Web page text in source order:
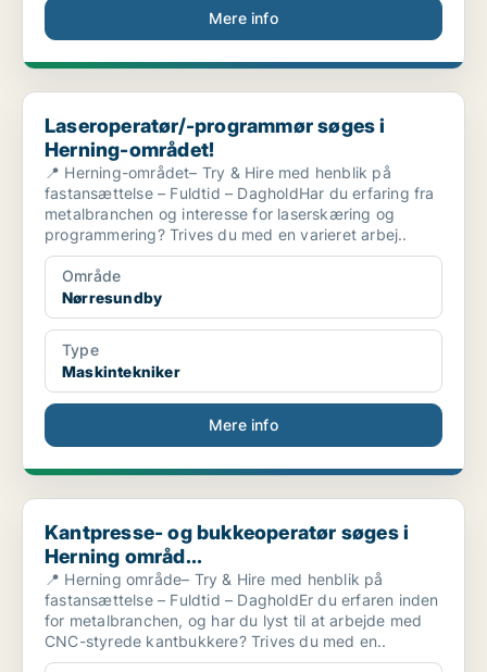
Mere info
Laseroperatør/-programmør søges i Herning-området!
Laseroperatør/-programmør søges i
Herning-området!
📍 Herning-området– Try & Hire med henblik på
fastansættelse – Fuldtid – DagholdHar du erfaring fra
metalbranchen og interesse for laserskæring og
programmering? Trives du med en varieret arbej..
Område
Nørresundby
Type
Maskintekniker
Mere info
Kantpresse- og bukkeoperatør søges i Herning områd...
Kantpresse- og bukkeoperatør søges i
Herning områd...
📍 Herning område– Try & Hire med henblik på
fastansættelse – Fuldtid – DagholdEr du erfaren inden
for metalbranchen, og har du lyst til at arbejde med
CNC-styrede kantbukkere? Trives du med en..